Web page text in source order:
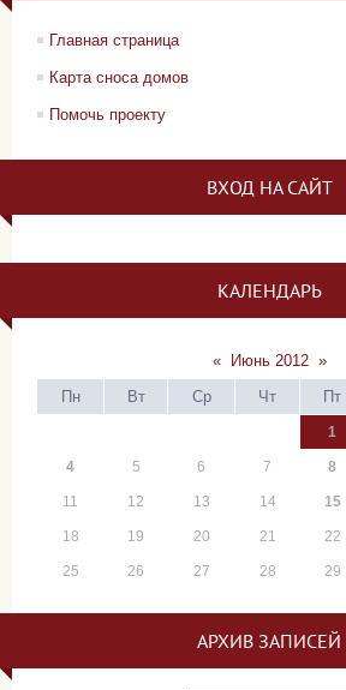
Главная страница
Карта сноса домов
Помочь проекту
ВХОД НА САЙТ
КАЛЕНДАРЬ
« Июнь 2012 »
Пн
Вт Ср Чт Пт
1
4 5 6 7 8
11 12 13 14 15
18 19 20 21 22
25 26 27 28 29
АРХИВ ЗАПИСЕЙ